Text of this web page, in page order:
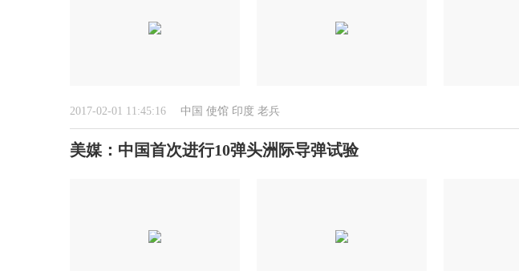
2017-02-01 11:45:16 中国 使馆 印度 老兵
美媒：中国首次进行10弹头洲际导弹试验